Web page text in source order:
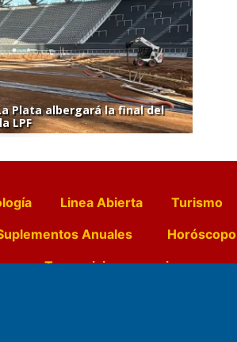
Plata albergará la final del
LPF
Linea Abierta Turismo
Anuales Horóscopo
Transmisiones en vivo